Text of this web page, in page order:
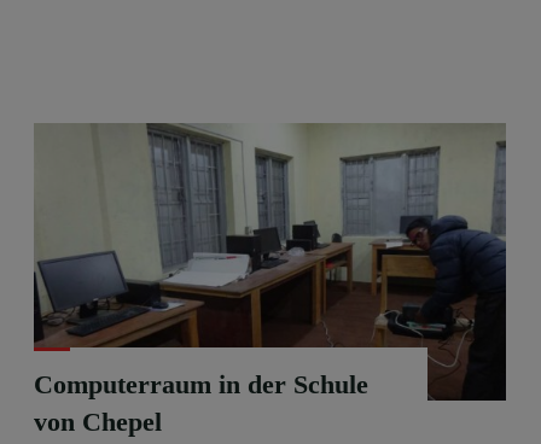
Computerraum in der Schule
von Chepel